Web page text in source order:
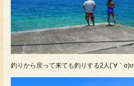
釣りから戻って来ても釣りする2人(´∀｀σ)σ